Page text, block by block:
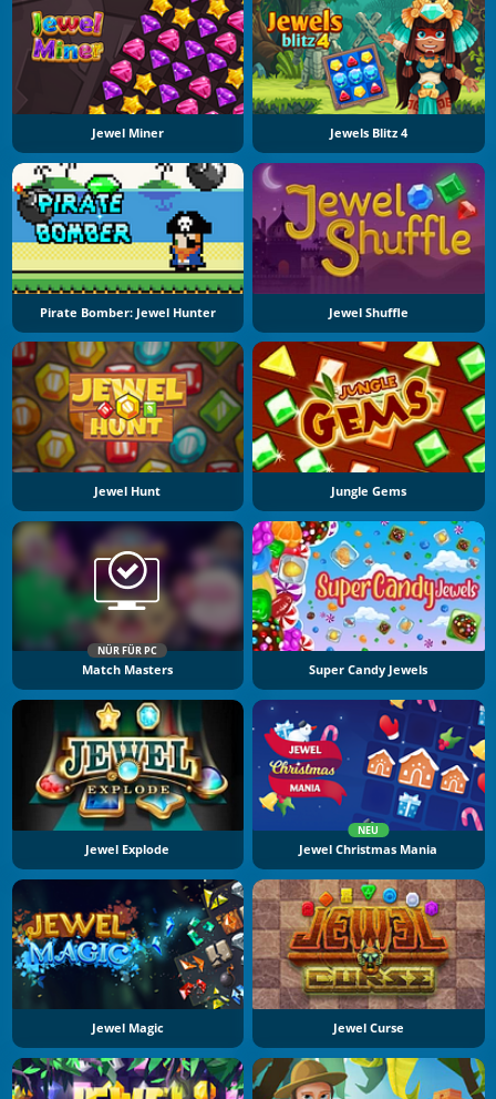
Jewel Miner Jewels Blitz 4
Pirate Bomber: Jewel Hunter Jewel Shuffle
Jewel Hunt Jungle Gems
NÜR FÜR PC
Match Masters Super Candy Jewels
Jewel Explode
NEU
Jewel Christmas Mania
Jewel Magic Jewel Curse